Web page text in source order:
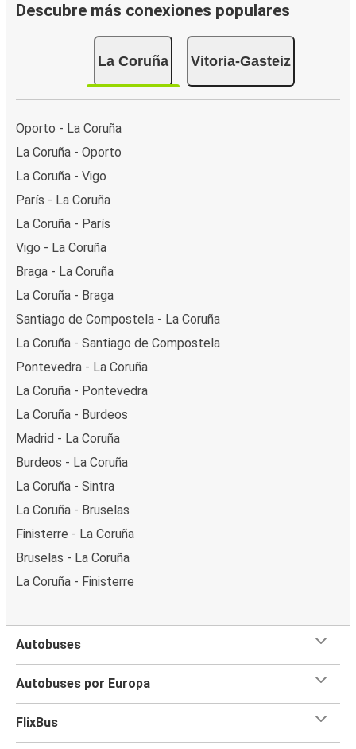
Descubre más conexiones populares
La Coruña Vitoria-Gasteiz
Oporto - La Coruña
La Coruña - Oporto
La Coruña - Vigo
París - La Coruña
La Coruña - París
Vigo - La Coruña
Braga - La Coruña
La Coruña - Braga
Santiago de Compostela - La Coruña
La Coruña - Santiago de Compostela
Pontevedra - La Coruña
La Coruña - Pontevedra
La Coruña - Burdeos
Madrid - La Coruña
Burdeos - La Coruña
La Coruña - Sintra
La Coruña - Bruselas
Finisterre - La Coruña
Bruselas - La Coruña
La Coruña - Finisterre
Autobuses
Autobuses por Europa
FlixBus